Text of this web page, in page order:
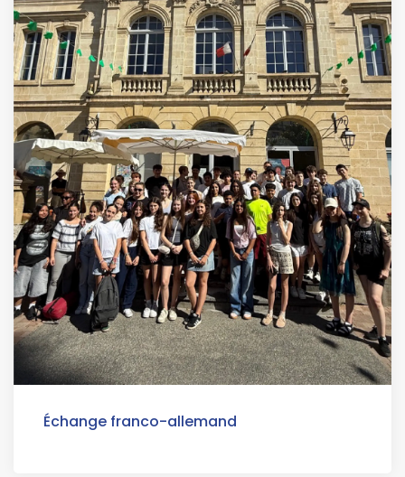
Échange franco-allemand